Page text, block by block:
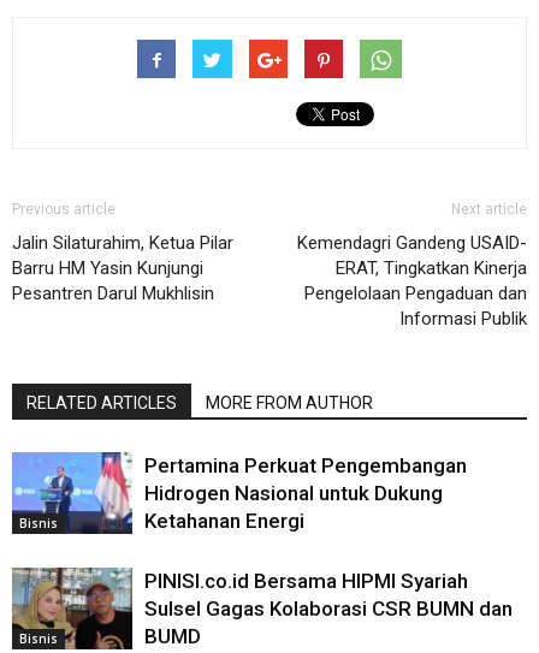
Previous article
Jalin Silaturahim, Ketua Pilar
Barru HM Yasin Kunjungi
Pesantren Darul Mukhlisin
Next article
Kemendagri Gandeng USAID-
ERAT, Tingkatkan Kinerja
Pengelolaan Pengaduan dan
Informasi Publik
RELATED ARTICLES MORE FROM AUTHOR
Bisnis
Pertamina Perkuat Pengembangan
Hidrogen Nasional untuk Dukung
Ketahanan Energi
Bisnis
PINISI.co.id Bersama HIPMI Syariah
Sulsel Gagas Kolaborasi CSR BUMN dan
BUMD